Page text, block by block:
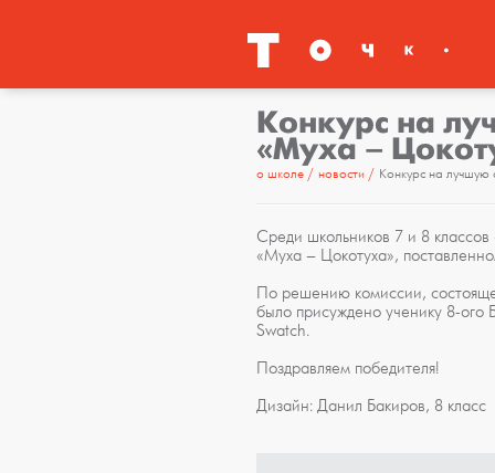
Конкурс на
«Муха –
о школе новости Конкурс на
Среди школьников 7 и 8
«Муха – Цокотуха»,
По решению комиссии,
было присуждено ученику 8-ого
Swatch.
Поздравляем победителя!
Дизайн: Данил Бакиров, 8 класс